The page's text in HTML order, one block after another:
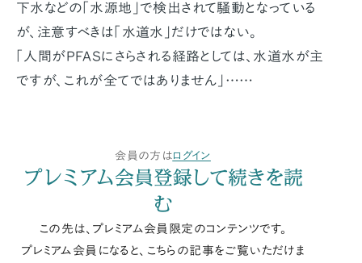
下水などの「水源地」で検出されて騒動となっている
が、注意すべきは「水道水」だけではない。
「人間がPFASにさらされる経路としては、水道水が主
ですが、これが全てではありません」……
会員の方はログイン
プレミアム会員登録して続きを読
む
この先は、プレミアム会員限定のコンテンツです。
プレミアム会員になると、こちらの記事をご覧いただけま